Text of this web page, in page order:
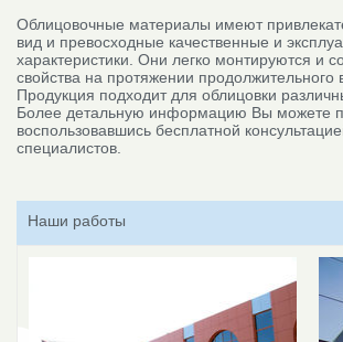
Облицовочные материалы имеют
вид и превосходные качественные и
характеристики. Они легко монтируются и
свойства на протяжении продолжительного
Продукция подходит для облицовки
Более детальную информацию Вы можете
воспользовавшись бесплатной
специалистов.
Наши работы